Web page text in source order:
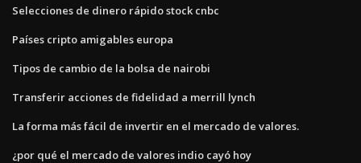
Selecciones de dinero rápido stock cnbc
Países cripto amigables europa
Tipos de cambio de la bolsa de nairobi
Transferir acciones de fidelidad a merrill lynch
La forma más fácil de invertir en el mercado de valores.
¿por qué el mercado de valores indio cayó hoy